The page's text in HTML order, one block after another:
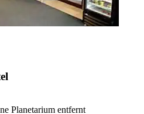
Planetarium entfernt